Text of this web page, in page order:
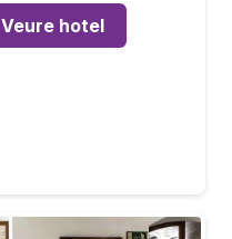
Veure hotel